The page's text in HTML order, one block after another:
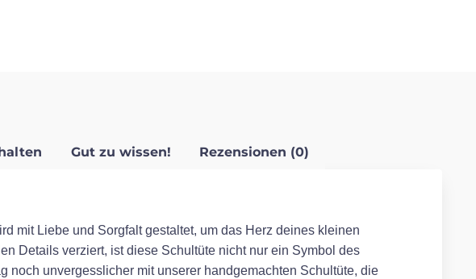
Gut zu wissen! Rezensionen (0)
mit Liebe und Sorgfalt gestaltet, um das Herz deines kleinen
Details verziert, ist diese Schultüte nicht nur ein Symbol des
noch unvergesslicher mit unserer handgemachten Schultüte, die